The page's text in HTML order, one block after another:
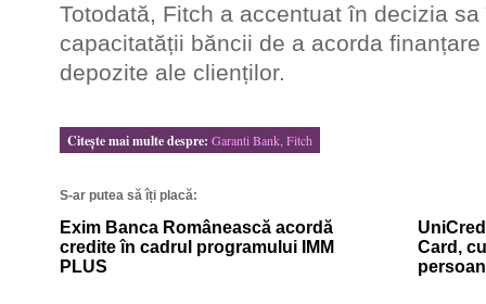
Totodată, Fitch a accentuat în decizia
capacitatății băncii de a acorda
depozite ale clienților.
Citeşte mai multe despre: Garanti Bank, Fitch
S-ar putea să îți placă:
Exim Banca Românească acordă
credite în cadrul programului IMM
PLUS
Card,